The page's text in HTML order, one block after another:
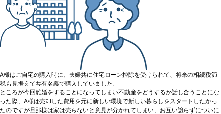
A様はご自宅の購入時に、夫婦共に住宅ローン控除を受けられて、将来の相続税節
税も見据えて共有名義で購入していました。
ところが今回離婚をすることになってしまい不動産をどうするか話し合うことにな
った際、A様は売却した費用を元に新しい環境で新しい暮らしをスタートしたかっ
たのですが旦那様は家は売らないと意見が分かれてしまい、お互い譲らずについに